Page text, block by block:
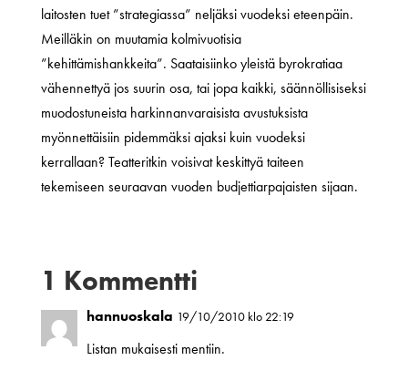
laitosten tuet ”strategiassa” neljäksi vuodeksi eteenpäin.
Meilläkin on muutamia kolmivuotisia
”kehittämishankkeita”. Saataisiinko yleistä byrokratiaa
vähennettyä jos suurin osa, tai jopa kaikki, säännöllisiseksi
muodostuneista harkinnanvaraisista avustuksista
myönnettäisiin pidemmäksi ajaksi kuin vuodeksi
kerrallaan? Teatteritkin voisivat keskittyä taiteen
tekemiseen seuraavan vuoden budjettiarpajaisten sijaan.
1 Kommentti
hannuoskala 19/10/2010 klo 22:19
Listan mukaisesti mentiin.